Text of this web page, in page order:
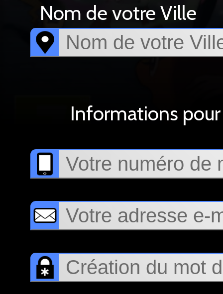
Nom de votre Ville
Informations